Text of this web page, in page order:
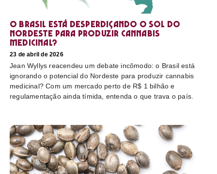
O Brasil está desperdiçando o sol do
nordeste para produzir cannabis
medicinal?
23 de abril de 2026
Jean Wyllys reacendeu um debate incômodo: o Brasil está
ignorando o potencial do Nordeste para produzir cannabis
medicinal? Com um mercado perto de R$ 1 bilhão e
regulamentação ainda tímida, entenda o que trava o país.